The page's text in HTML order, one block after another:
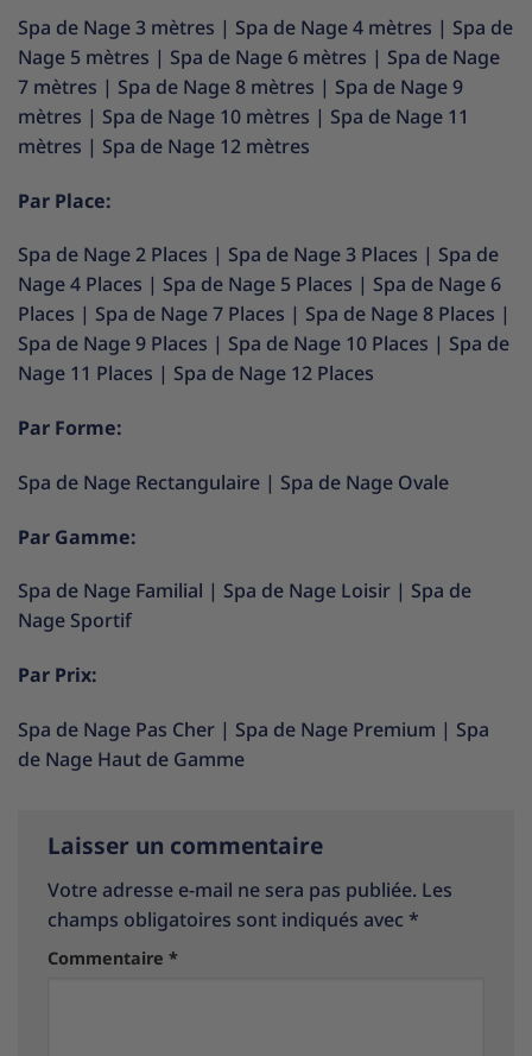
Spa de Nage 3 mètres | Spa de Nage 4 mètres | Spa de
Nage 5 mètres | Spa de Nage 6 mètres | Spa de Nage
7 mètres | Spa de Nage 8 mètres | Spa de Nage 9
mètres | Spa de Nage 10 mètres | Spa de Nage 11
mètres | Spa de Nage 12 mètres
Par Place:
Spa de Nage 2 Places | Spa de Nage 3 Places | Spa de
Nage 4 Places | Spa de Nage 5 Places | Spa de Nage 6
Places | Spa de Nage 7 Places | Spa de Nage 8 Places |
Spa de Nage 9 Places | Spa de Nage 10 Places | Spa de
Nage 11 Places | Spa de Nage 12 Places
Par Forme:
Spa de Nage Rectangulaire | Spa de Nage Ovale
Par Gamme:
Spa de Nage Familial | Spa de Nage Loisir | Spa de
Nage Sportif
Par Prix:
Spa de Nage Pas Cher | Spa de Nage Premium | Spa
de Nage Haut de Gamme
Laisser un commentaire
Votre adresse e-mail ne sera pas publiée. Les
champs obligatoires sont indiqués avec *
Commentaire *